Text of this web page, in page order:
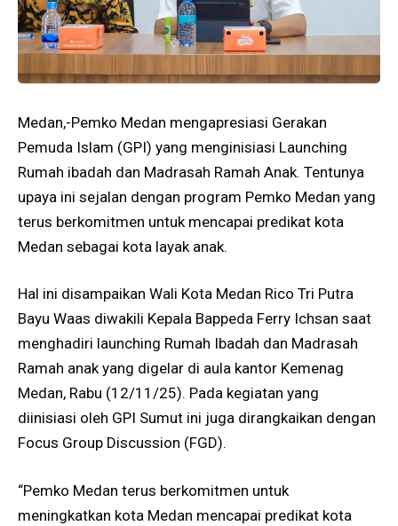
Medan,-Pemko Medan mengapresiasi Gerakan
Pemuda Islam (GPI) yang menginisiasi Launching
Rumah ibadah dan Madrasah Ramah Anak. Tentunya
upaya ini sejalan dengan program Pemko Medan yang
terus berkomitmen untuk mencapai predikat kota
Medan sebagai kota layak anak.
Hal ini disampaikan Wali Kota Medan Rico Tri Putra
Bayu Waas diwakili Kepala Bappeda Ferry Ichsan saat
menghadiri launching Rumah Ibadah dan Madrasah
Ramah anak yang digelar di aula kantor Kemenag
Medan, Rabu (12/11/25). Pada kegiatan yang
diinisiasi oleh GPI Sumut ini juga dirangkaikan dengan
Focus Group Discussion (FGD).
“Pemko Medan terus berkomitmen untuk
meningkatkan kota Medan mencapai predikat kota